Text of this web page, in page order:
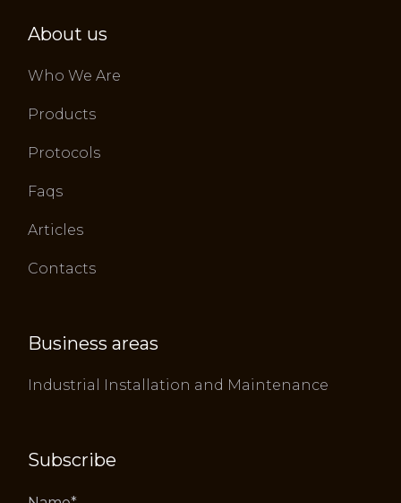
About us
Who We Are
Products
Protocols
Faqs
Articles
Contacts
Business areas
Industrial Installation and Maintenance
Subscribe